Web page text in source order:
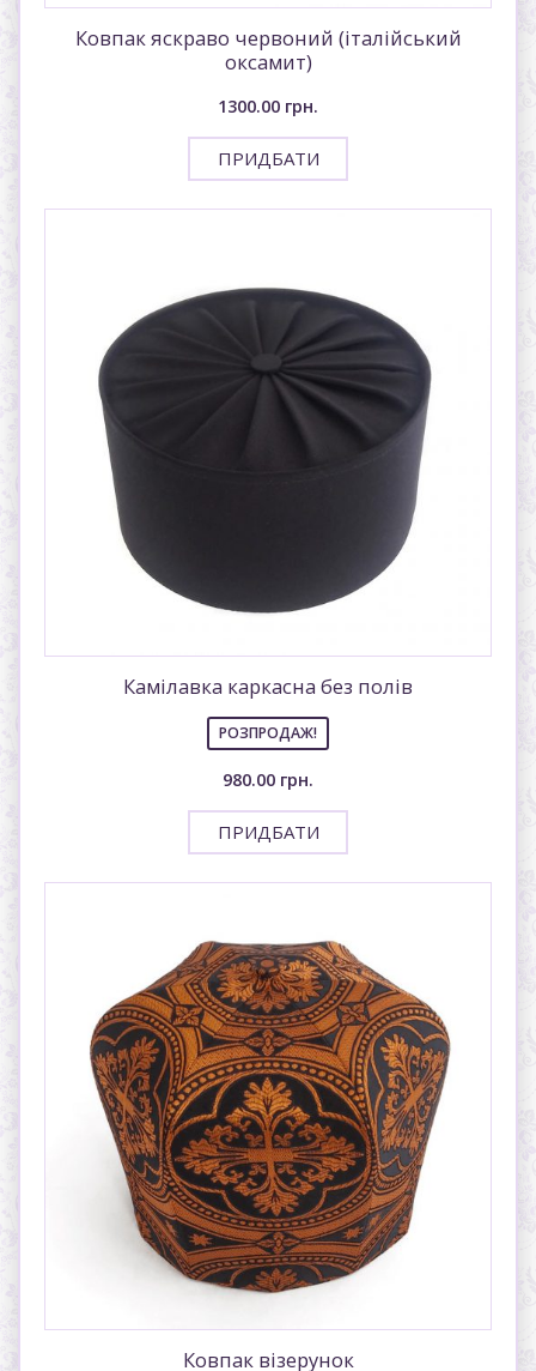
Ковпак яскраво червоний (італiйський
оксамит)
1300.00 грн.
ПРИДБАТИ
Камілавка каркасна без полів
РОЗПРОДАЖ!
980.00 грн.
ПРИДБАТИ
Ковпак візерунок